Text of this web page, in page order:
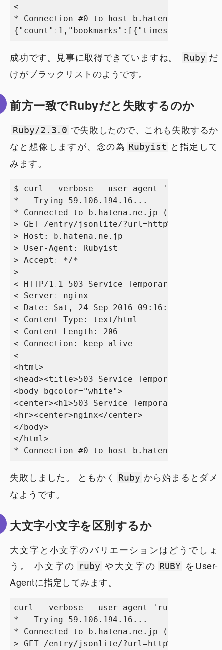
<
* Connection #0 to host b.hatena.ne.jp
成功です。見事に取得できていますね。 Ruby だ
けがブラックリストのようです。
前方一致でRubyだと失敗するのか
Ruby/2.3.0 で失敗したので、これも失敗するか
なと想像しますが、念の為 Rubyist
と指定して
みます。
$ curl --verbose --user-agent 'Rubyist'
*   Trying 59.106.194.16...
* Connected to b.hatena.ne.jp
> GET /entry/jsonlite/
> Host: b.hatena.ne.jp
> User-Agent: Rubyist
> Accept: */*
>
< HTTP/1.1 503 Service Temporarily
< Server: nginx
< Date: Sat, 24 Sep 2016 09:16:30 GMT
< Content-Type: text/html
< Content-Length: 206
< Connection: keep-alive
<
<html>
<head><title>503 Service Temporarily
<body bgcolor="white">
<center><h1>503 Service Temporarily
<hr><center>nginx</center>
</body>
</html>
失敗しました。 ともかく Ruby から始まるとダメ
なようです。
大文字小文字を区別するか
大文字と小文字のバリエーションはどうでしょ
う。 小文字の ruby や大文字の RUBY をUser-
Agentに指定してみます。
curl --verbose --user-agent 'ruby' http://
*   Trying 59.106.194.16...
* Connected to b.hatena.ne.jp
> GET /entry/jsonlite/